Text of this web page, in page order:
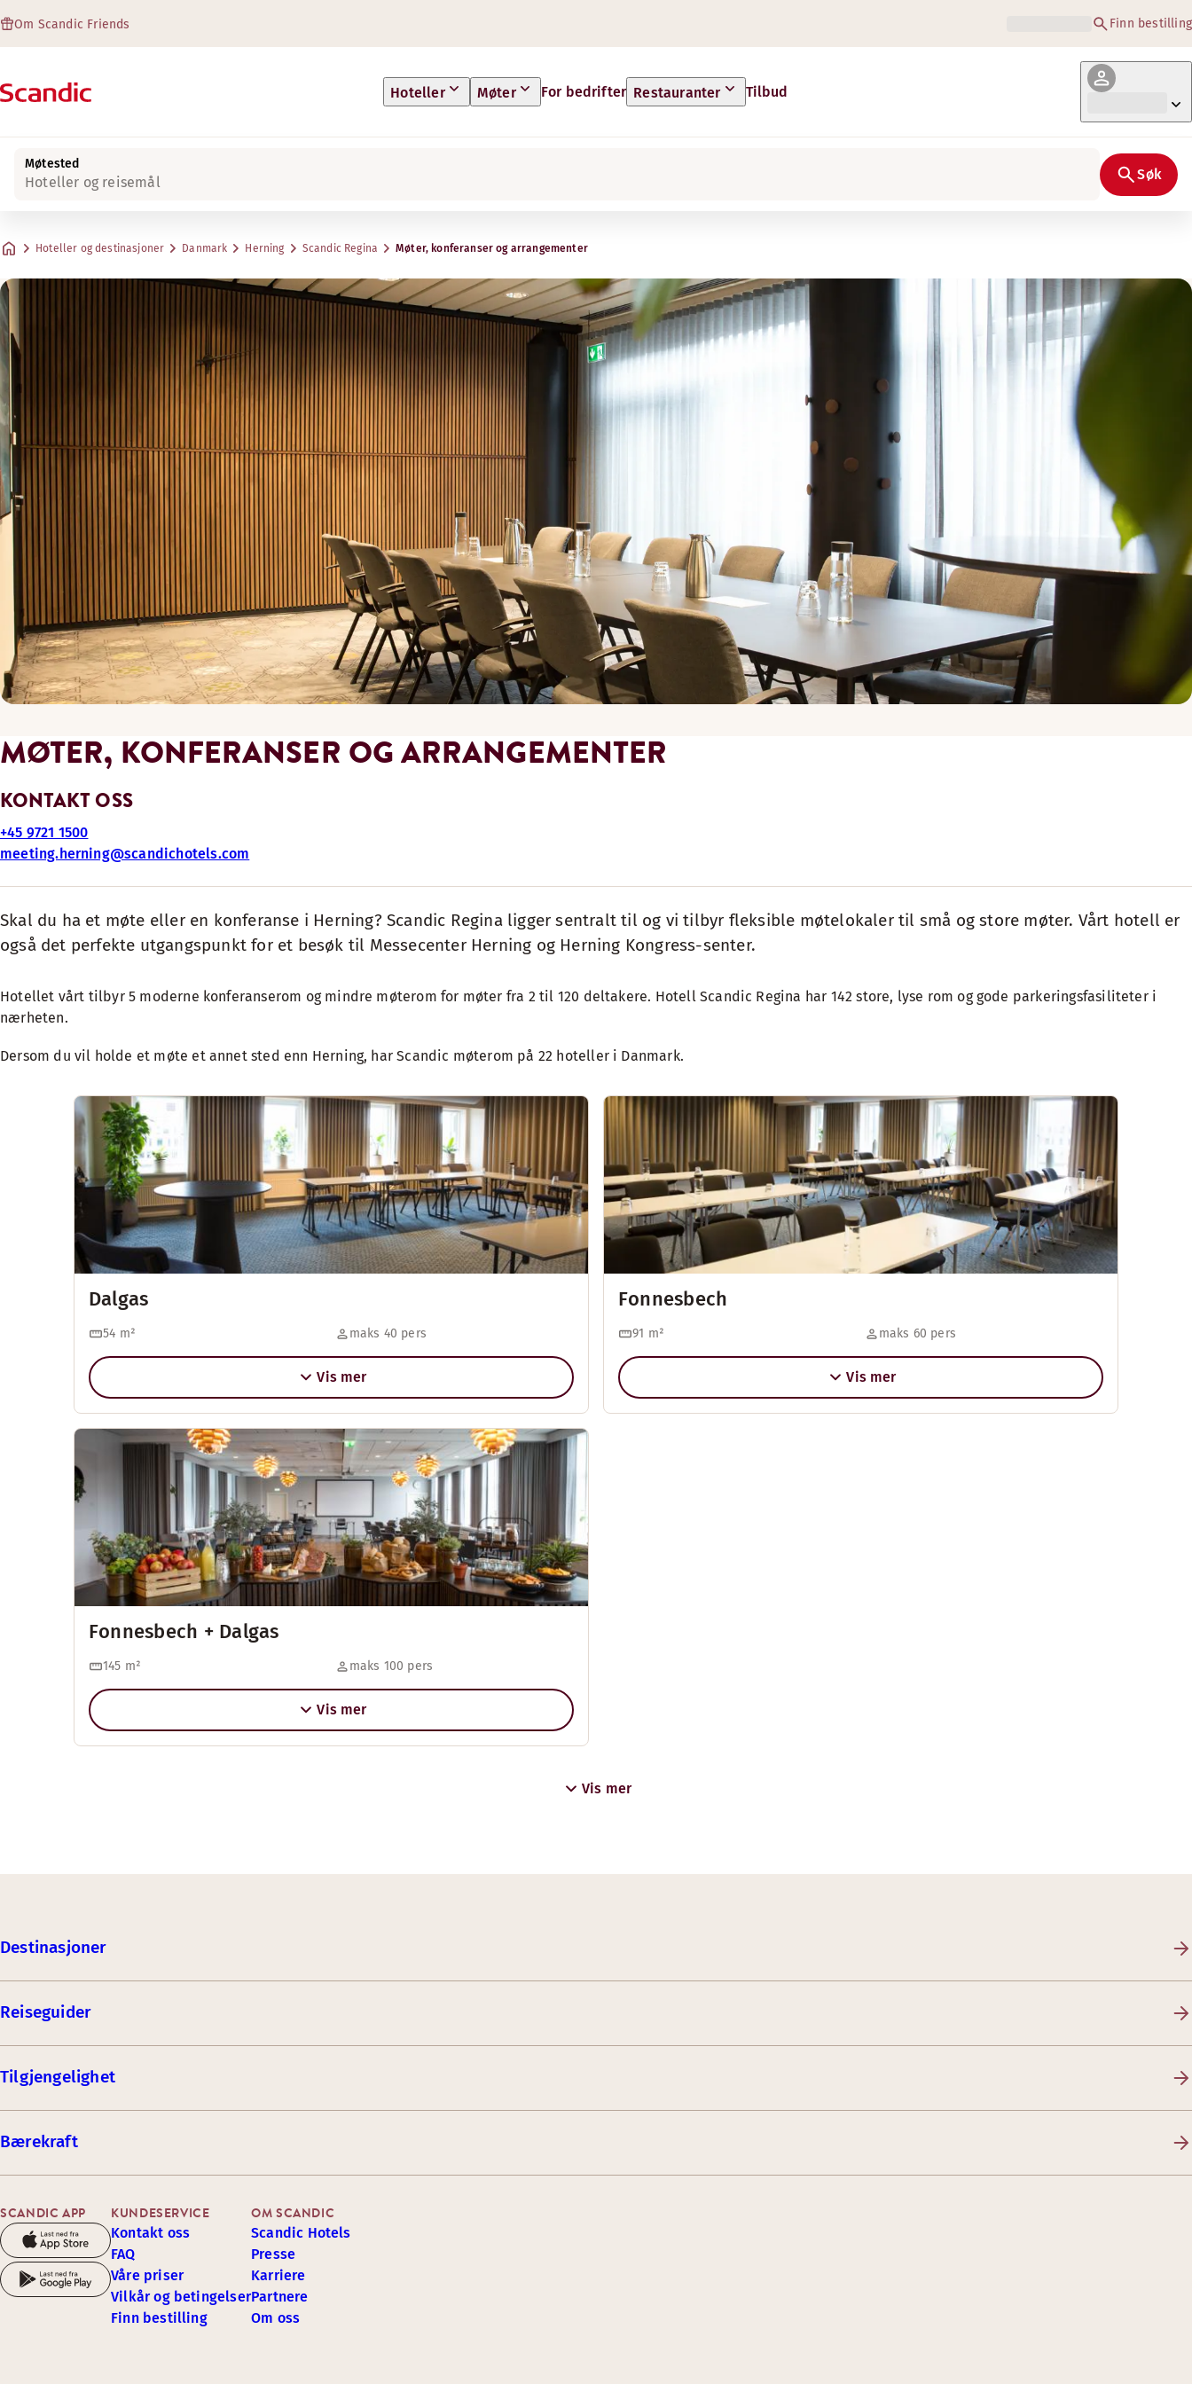
Om Scandic Friends Finn bestilling
Hoteller Møter For bedrifter Restauranter Tilbud
Møtested
Hoteller og reisemål Søk
Hoteller og destinasjoner Danmark Herning Scandic Regina Møter, konferanser og arrangementer
MØTER, KONFERANSER OG ARRANGEMENTER
KONTAKT OSS
+45 9721 1500
meeting.herning@scandichotels.com
Skal du ha et møte eller en konferanse i Herning? Scandic Regina ligger sentralt til og vi tilbyr fleksible møtelokaler til små og store møter. Vårt hotell er
også det perfekte utgangspunkt for et besøk til Messecenter Herning og Herning Kongress-senter.
Hotellet vårt tilbyr 5 moderne konferanserom og mindre møterom for møter fra 2 til 120 deltakere. Hotell Scandic Regina har 142 store, lyse rom og gode parkeringsfasiliteter i
nærheten.
Dersom du vil holde et møte et annet sted enn Herning, har Scandic møterom på 22 hoteller i Danmark.
Dalgas
54 m² maks 40 pers
Vis mer
Fonnesbech
91 m² maks 60 pers
Vis mer
Fonnesbech + Dalgas
145 m² maks 100 pers
Vis mer
Vis mer
Destinasjoner
Reiseguider
Tilgjengelighet
Bærekraft
SCANDIC APP KUNDESERVICE
Kontakt oss
FAQ
Våre priser
Vilkår og betingelser
Finn bestilling
OM SCANDIC
Scandic Hotels
Presse
Karriere
Partnere
Om oss